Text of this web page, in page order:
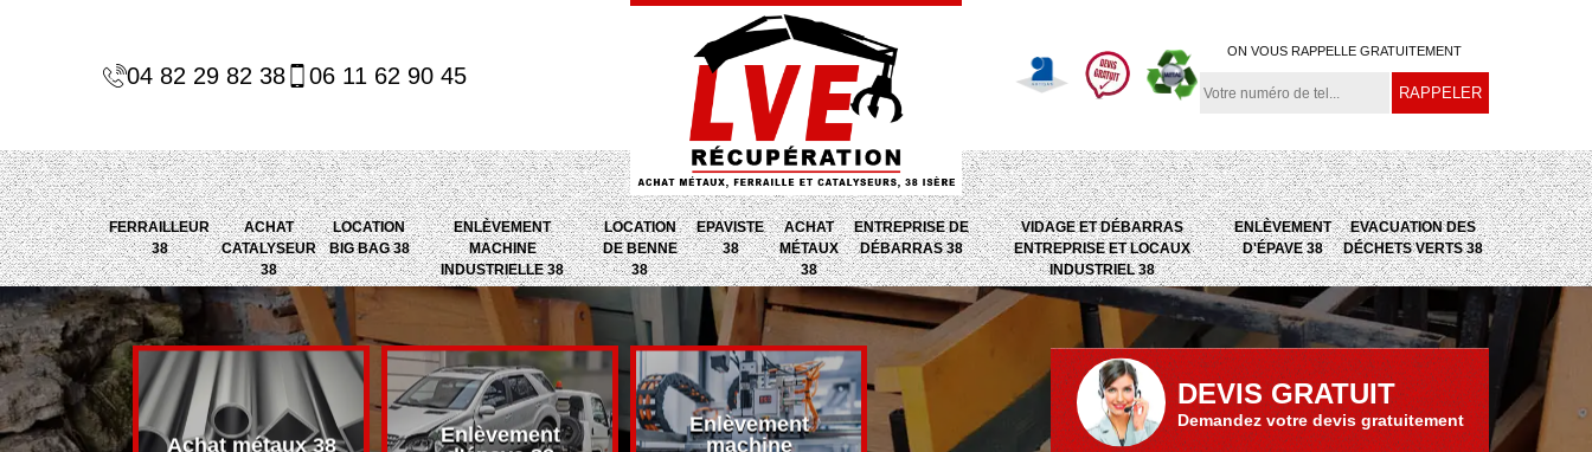
04 82 29 82 38 06 11 62 90 45
ON VOUS RAPPELLE GRATUITEMENT
FERRAILLEUR
38
ACHAT
CATALYSEUR
38
LOCATION
BIG BAG 38
ENLÈVEMENT
MACHINE
INDUSTRIELLE 38
LOCATION
DE BENNE
38
EPAVISTE
38
ACHAT
MÉTAUX
38
ENTREPRISE DE
DÉBARRAS 38
VIDAGE ET DÉBARRAS
ENTREPRISE ET LOCAUX
INDUSTRIEL 38
ENLÈVEMENT
D'ÉPAVE 38
EVACUATION DES
DÉCHETS VERTS 38
38 Achat métaux 38
Enlèvement
Enlèvement
machine
Entreprise de
Epaviste 38
Evacuation des
DEVIS GRATUIT
Demandez votre devis gratuitement